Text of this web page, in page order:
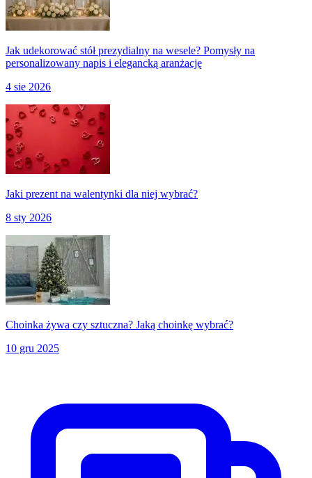
Jak udekorować stół prezydialny na wesele? Pomysły na
personalizowany napis i elegancką aranżację
4 sie 2026
Jaki prezent na walentynki dla niej wybrać?
8 sty 2026
Choinka żywa czy sztuczna? Jaką choinkę wybrać?
10 gru 2025